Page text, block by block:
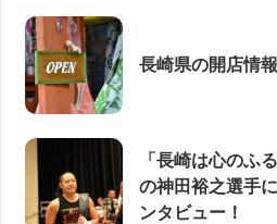
長崎県の開店情
「長崎は心のふ
の神田裕之選手
ンタビュー！